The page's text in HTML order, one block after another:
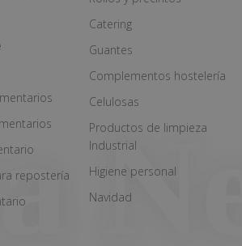
repostería
Catering
Guantes
Complementos hostelería
Celulosas
Productos de limpieza
Industrial
Higiene personal
Navidad